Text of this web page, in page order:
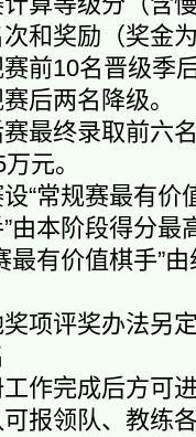
奖励（奖金
10名晋级季后
后两名降级。
终录取前六名
元。
常规赛最有价值
由本阶段得分
最有价值棋手”
项评奖办法另
完成后方可进
领队、教练各